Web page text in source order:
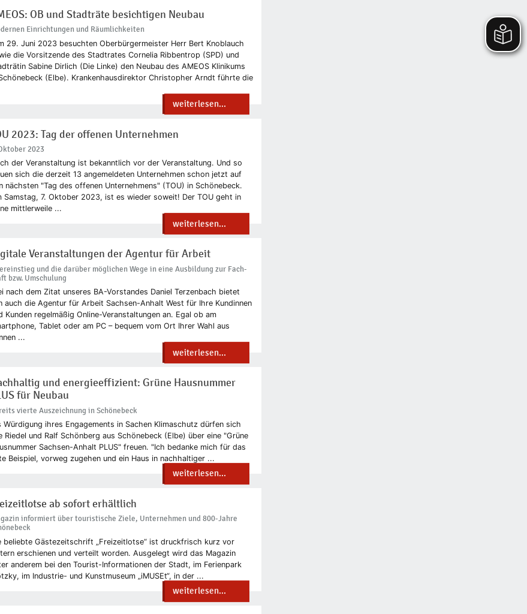
OB und Stadträte besichtigen Neubau
Einrichtungen und Räumlichkeiten
29. Juni 2023 besuchten Oberbürgermeister Herr Bert Knoblauch
die Vorsitzende des Stadtrates Cornelia Ribbentrop (SPD) und
Sabine Dirlich (Die Linke) den Neubau des AMEOS Klinikums
(Elbe). Krankenhausdirektor Christopher Arndt führte die
weiterlesen...
2023: Tag der offenen Unternehmen
2023
der Veranstaltung ist bekanntlich vor der Veranstaltung. Und so
sich die derzeit 13 angemeldeten Unternehmen schon jetzt auf
nächsten "Tag des offenen Unternehmens" (TOU) in Schönebeck.
Samstag, 7. Oktober 2023, ist es wieder soweit! Der TOU geht in
mittlerweile ...
weiterlesen...
Veranstaltungen der Agentur für Arbeit
und die darüber möglichen Wege in eine Ausbildung zur Fach-
bzw. Umschulung
nach dem Zitat unseres BA-Vorstandes Daniel Terzenbach bietet
auch die Agentur für Arbeit Sachsen-Anhalt West für Ihre Kundinnen
Kunden regelmäßig Online-Veranstaltungen an. Egal ob am
Tablet oder am PC – bequem vom Ort Ihrer Wahl aus
...
weiterlesen...
und energieeffizient: Grüne Hausnummer
für Neubau
vierte Auszeichnung in Schönebeck
Würdigung ihres Engagements in Sachen Klimaschutz dürfen sich
Riedel und Ralf Schönberg aus Schönebeck (Elbe) über eine "Grüne
Sachsen-Anhalt PLUS" freuen. "Ich bedanke mich für das
Beispiel, vorweg zugehen und ein Haus in nachhaltiger ...
weiterlesen...
ab sofort erhältlich
informiert über touristische Ziele, Unternehmen und 800-Jahre
beliebte Gästezeitschrift „Freizeitlotse“ ist druckfrisch kurz vor
erschienen und verteilt worden. Ausgelegt wird das Magazin
anderem bei den Tourist-Informationen der Stadt, im Ferienpark
im Industrie- und Kunstmuseum „iMUSEt“, in der ...
weiterlesen...